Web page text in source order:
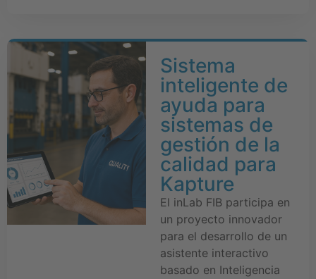
Sistema
inteligente de
ayuda para
sistemas de
gestión de la
calidad para
Kapture
El inLab FIB participa en
un proyecto innovador
para el desarrollo de un
asistente interactivo
basado en Inteligencia